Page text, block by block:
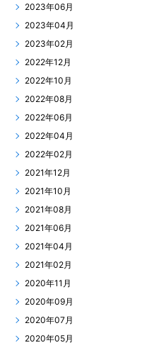
2023年06月
2023年04月
2023年02月
2022年12月
2022年10月
2022年08月
2022年06月
2022年04月
2022年02月
2021年12月
2021年10月
2021年08月
2021年06月
2021年04月
2021年02月
2020年11月
2020年09月
2020年07月
2020年05月